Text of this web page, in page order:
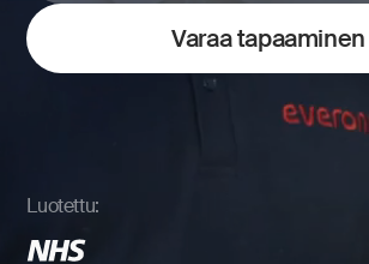
Varaa tapaaminen
Luotettu: